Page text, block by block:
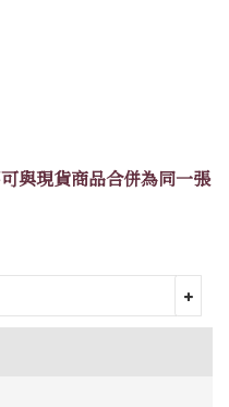
與現貨商品合併為同一張